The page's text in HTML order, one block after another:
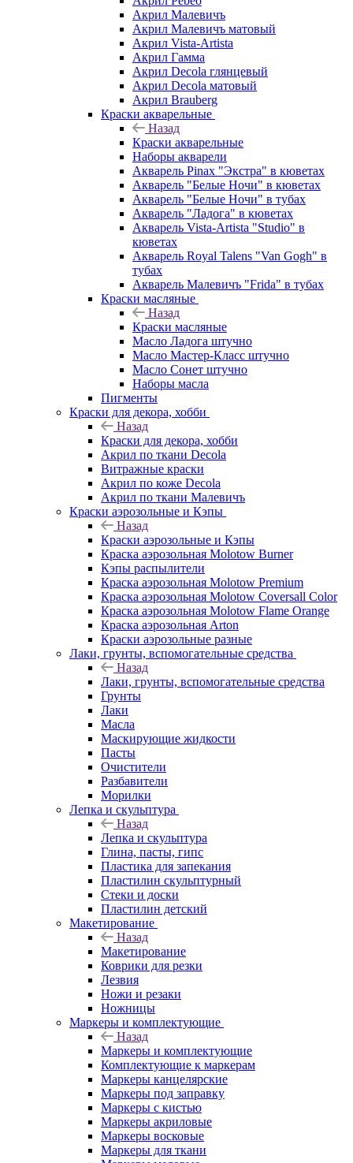
Акрил Малевичъ
Акрил Малевичъ матовый
Акрил Vista-Artista
Акрил Гамма
Акрил Decola глянцевый
Акрил Decola матовый
Акрил Brauberg
Краски акварельные
Назад
Краски акварельные
Наборы акварели
Акварель Pinax "Экстра" в кюветах
Акварель "Белые Ночи" в кюветах
Акварель "Белые Ночи" в тубах
Акварель "Ладога" в кюветах
Акварель Vista-Artista "Studio" в
кюветах
Акварель Royal Talens "Van Gogh" в
тубах
Акварель Малевичъ "Frida" в тубах
Краски масляные
Назад
Краски масляные
Масло Ладога штучно
Масло Мастер-Класс штучно
Масло Сонет штучно
Наборы масла
Пигменты
Краски для декора, хобби
Назад
Краски для декора, хобби
Акрил по ткани Decola
Витражные краски
Акрил по коже Decola
Акрил по ткани Малевичъ
Краски аэрозольные и Кэпы
Назад
Краски аэрозольные и Кэпы
Краска аэрозольная Molotow Burner
Кэпы распылители
Краска аэрозольная Molotow Premium
Краска аэрозольная Molotow Coversall Color
Краска аэрозольная Molotow Flame Orange
Краска аэрозольная Arton
Краски аэрозольные разные
Лаки, грунты, вспомогательные средства
Назад
Лаки, грунты, вспомогательные средства
Грунты
Лаки
Масла
Маскирующие жидкости
Пасты
Очистители
Разбавители
Морилки
Лепка и скульптура
Назад
Лепка и скульптура
Глина, пасты, гипс
Пластика для запекания
Пластилин скульптурный
Стеки и доски
Пластилин детский
Макетирование
Назад
Макетирование
Коврики для резки
Лезвия
Ножи и резаки
Ножницы
Маркеры и комплектующие
Назад
Маркеры и комплектующие
Комплектующие к маркерам
Маркеры канцелярские
Маркеры под заправку
Маркеры с кистью
Маркеры акриловые
Маркеры восковые
Маркеры для ткани